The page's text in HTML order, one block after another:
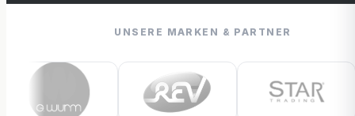
UNSERE MARKEN & PARTNER